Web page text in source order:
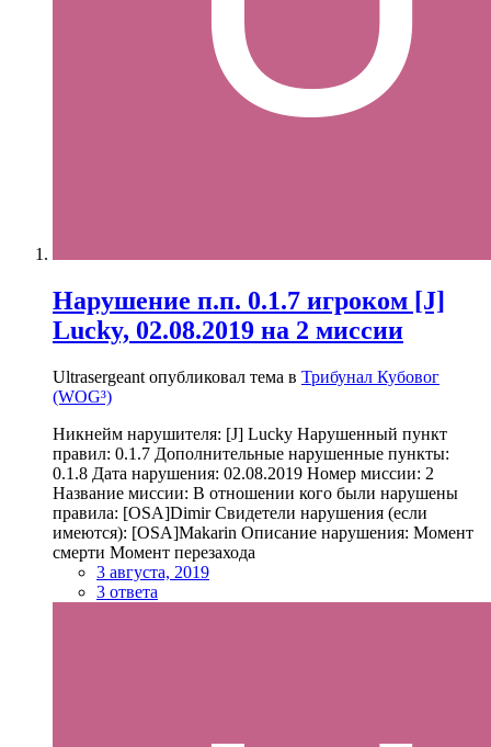
Нарушение п.п. 0.1.7 игроком [J]
Lucky, 02.08.2019 на 2 миссии
Ultrasergeant опубликовал тема в Трибунал Кубовог
(WOG³)
Никнейм нарушителя: [J] Lucky Нарушенный пункт
правил: 0.1.7 Дополнительные нарушенные пункты:
0.1.8 Дата нарушения: 02.08.2019 Номер миссии: 2
Название миссии: В отношении кого были нарушены
правила: [OSA]Dimir Свидетели нарушения (если
имеются): [OSA]Makarin Описание нарушения: Момент
смерти Момент перезахода
3 августа, 2019
3 ответа